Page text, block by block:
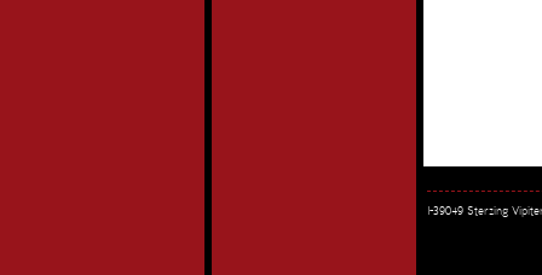
I-39049 Sterzing